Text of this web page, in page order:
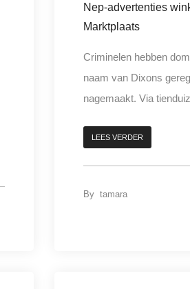
Nep-advertenties
Marktplaats
Criminelen hebben
naam van Dixons
nagemaakt. Via
LEES VERDER
By tamara